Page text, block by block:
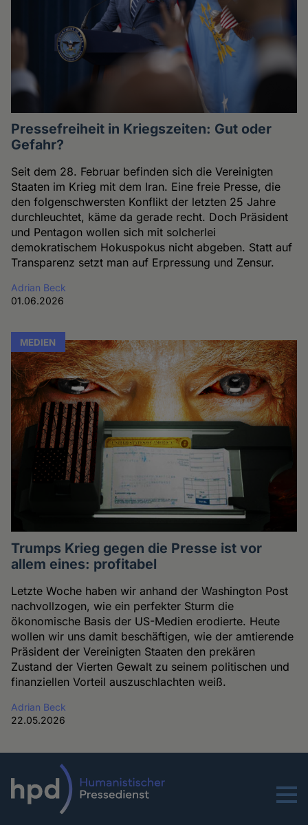
Pressefreiheit in Kriegszeiten: Gut oder
Gefahr?
Seit dem 28. Februar befinden sich die Vereinigten
Staaten im Krieg mit dem Iran. Eine freie Presse, die
den folgenschwersten Konflikt der letzten 25 Jahre
durchleuchtet, käme da gerade recht. Doch Präsident
und Pentagon wollen sich mit solcherlei
demokratischem Hokuspokus nicht abgeben. Statt auf
Transparenz setzt man auf Erpressung und Zensur.
Adrian Beck
01.06.2026
MEDIEN
Trumps Krieg gegen die Presse ist vor
allem eines: profitabel
Letzte Woche haben wir anhand der Washington Post
nachvollzogen, wie ein perfekter Sturm die
ökonomische Basis der US-Medien erodierte. Heute
wollen wir uns damit beschäftigen, wie der amtierende
Präsident der Vereinigten Staaten den prekären
Zustand der Vierten Gewalt zu seinem politischen und
finanziellen Vorteil auszuschlachten weiß.
Adrian Beck
22.05.2026
Menu